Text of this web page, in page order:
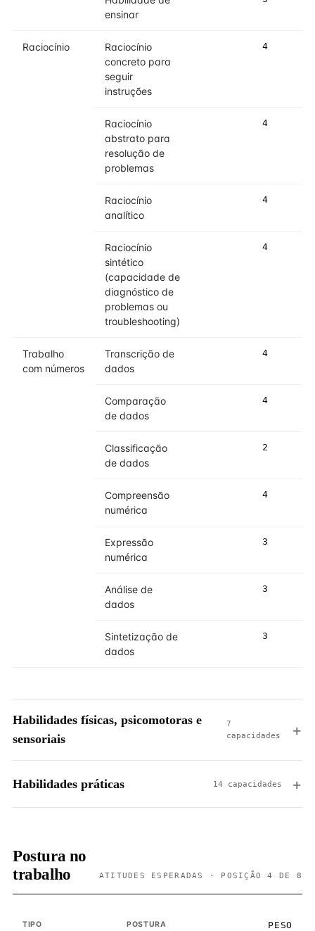
ensinar
Raciocínio
Raciocínio
concreto para
seguir
instruções
4
Raciocínio
abstrato para
resolução de
problemas
4
Raciocínio
analítico
4
Raciocínio
sintético
(capacidade de
diagnóstico de
problemas ou
troubleshooting)
4
Trabalho
com números
Transcrição de
dados
4
Comparação
de dados
4
Classificação
de dados
2
Compreensão
numérica
4
Expressão
numérica
3
Análise de
dados
3
Sintetização de
dados
3
Habilidades físicas, psicomotoras e
sensoriais
7
capacidades
Habilidades práticas 14 capacidades
Postura no
trabalho
ATITUDES ESPERADAS · POSIÇÃO 4 DE 8
TIPO POSTURA PESO